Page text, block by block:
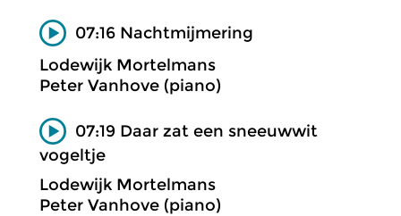
07:16 Nachtmijmering
Lodewijk Mortelmans
Peter Vanhove (piano)
07:19 Daar zat een sneeuwwit
vogeltje
Lodewijk Mortelmans
Peter Vanhove (piano)